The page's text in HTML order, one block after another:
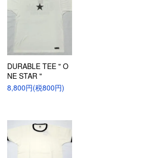
DURABLE TEE " O
NE STAR "
8,800円(税800円)